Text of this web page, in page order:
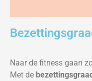
Naar de fitness gaan
Met de